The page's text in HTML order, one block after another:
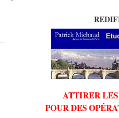
ATTIRER
POUR DES